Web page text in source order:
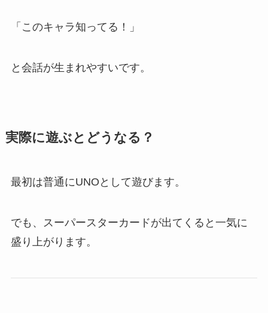
「このキャラ知ってる！」
と会話が生まれやすいです。
実際に遊ぶとどうなる？
最初は普通にUNOとして遊びます。
でも、スーパースターカードが出てくると一気に
盛り上がります。